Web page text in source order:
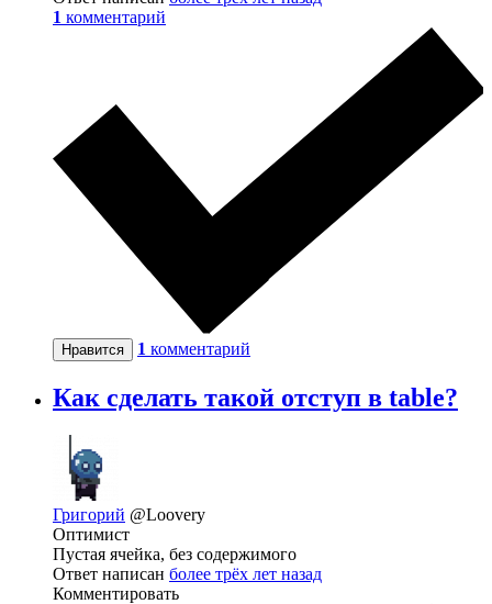
1 комментарий
Нравится 1 комментарий
Как сделать такой отступ в table?
Григорий @Loovery
Оптимист
Пустая ячейка, без содержимого
Ответ написан более трёх лет назад
Комментировать